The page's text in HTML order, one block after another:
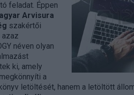
feladat. Éppen
Arvisura
szakértői
azaz
néven olyan
ki, amely
a
letöltését, hanem a letöltött